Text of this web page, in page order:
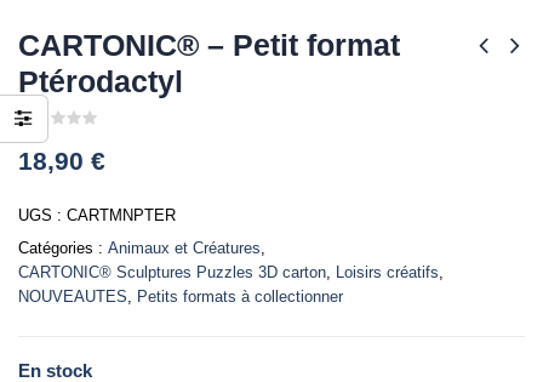
CARTONIC® – Petit format
Ptérodactyl
0
out
of
18,90 €
UGS : CARTMNPTER
Catégories : Animaux et Créatures
CARTONIC® Sculptures Puzzles 3D carton Loisirs créatifs
NOUVEAUTES
Petits formats à collectionner
En stock